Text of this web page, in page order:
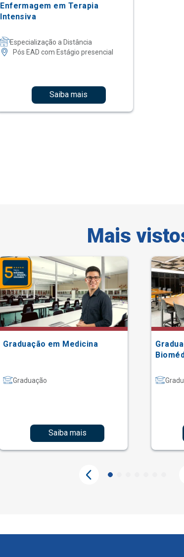
Enfermagem em Terapia
Intensiva
Especialização a Distância
Pós EAD com Estágio presencial
Saiba mais
Mais
Graduação em Medicina
Graduação
Saiba mais